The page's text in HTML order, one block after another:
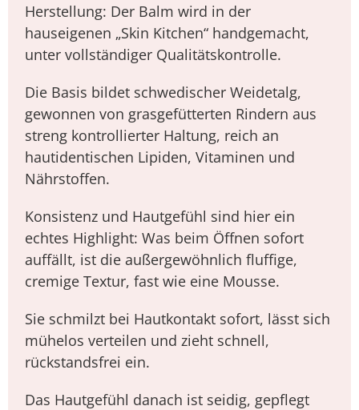
Herstellung: Der Balm wird in der
hauseigenen „Skin Kitchen“ handgemacht,
unter vollständiger Qualitätskontrolle.
Die Basis bildet schwedischer Weidetalg,
gewonnen von grasgefütterten Rindern aus
streng kontrollierter Haltung, reich an
hautidentischen Lipiden, Vitaminen und
Nährstoffen.
Konsistenz und Hautgefühl sind hier ein
echtes Highlight: Was beim Öffnen sofort
auffällt, ist die außergewöhnlich fluffige,
cremige Textur, fast wie eine Mousse.
Sie schmilzt bei Hautkontakt sofort, lässt sich
mühelos verteilen und zieht schnell,
rückstandsfrei ein.
Das Hautgefühl danach ist seidig, gepflegt